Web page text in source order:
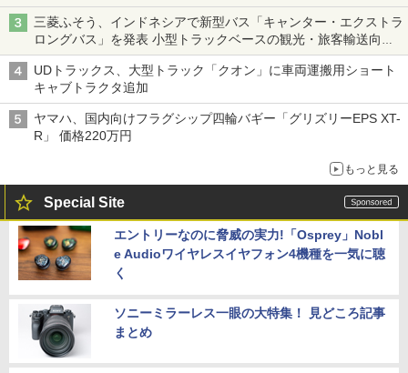
三菱ふそう、インドネシアで新型バス「キャンター・エクストラ
ロングバス」を発表 小型トラックベースの観光・旅客輸送向け
バス
UDトラックス、大型トラック「クオン」に車両運搬用ショート
キャブトラクタ追加
ヤマハ、国内向けフラグシップ四輪バギー「グリズリーEPS XT-
R」 価格220万円
もっと見る
Special Site
エントリーなのに脅威の実力!「Osprey」Nobl
e Audioワイヤレスイヤフォン4機種を一気に聴
く
ソニーミラーレス一眼の大特集！ 見どころ記事
まとめ